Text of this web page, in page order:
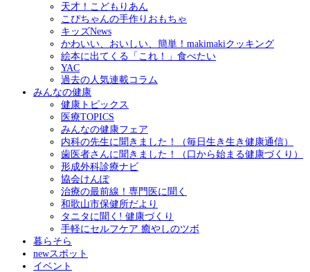
天才！こどもりあん
こぴちゃんの手作りおもちゃ
キッズNews
かわいい、おいしい、簡単！makimakiクッキング
絵本に出てくる「これ！」食べたい
YAC
過去の人気連載コラム
みんなの健康
健康トピックス
医療TOPICS
みんなの健康フェア
内科の先生に聞きました！（毎日生き生き健康通信）
歯医者さんに聞きました！（口から始まる健康づくり）
形成外科診療ナビ
協会けんぽ
治療の最前線！専門医に聞く
和歌山市保健所だより
タニタに聞く! 健康づくり
手軽にセルフケア 癒やしのツボ
暮らそら
newスポット
イベント